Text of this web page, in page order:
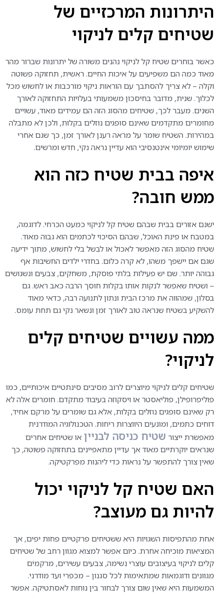
היתרונות המרכזיים של
שטיחים קלים לניקוי
כאשר בוחרים שטיח קל לניקוי נהנים משורה של יתרונות שברור מהר
מאוד כמה הם משפיעים על איכות החיים. ראשית, תחזוקה פשוטה
וקלה – לא צריך להסתבך עם הוראות ניקוי מורכבות או לחשוש מכל
לכלוך. שנית, מדובר בחיסכון משמעותי בעלויות התחזוקה לאורך
השנים. מעבר לכך, שטיחים מהסוג הזה הם עמידים מאוד, עשויים
מחומרים מתקדמים שאינם סופגים נוזלים בקלות, ולכן לא מתבלה
במהירות. השטיח שומר על מראה רענן לאורך זמן, כך שגם אחרי
שימוש יומיומי אינטנסיבי הוא עדיין נראה נקי, חדש ומרשים.
איפה בבית שטיח כזה הוא
ממש חובה?
ישנם אזורים בבית שבהם שטיח קל לניקוי כמעט הכרחי. לדוגמה,
במטבח או פינת האוכל, שבהם הסיכוי לכתמים הוא גבוה מאוד.
שטיח מהסוג הזה מאפשר לאכול או לבשל בלי לחשוש, מתוך ידיעה
שגם אם יישפך משהו, לא קרה כלום. בחדרי ילדים החשיבות אף
גבוהה יותר. שם יש פעילות בלתי פוסקת, משחקים, צבעים ונשנושים
– ושטיח שאפשר לנקות אותו בקלות חוסך הרבה כאב ראש. גם
בסלון, שמהווה את מרכז הבית ונתון לתנועה רבה, כדאי מאוד
להשקיע בשטיח שנראה טוב לאורך זמן ונשאר נקי גם תחת עומס.
ממה עשויים שטיחים קלים
לניקוי?
שטיחים קלים לניקוי מיוצרים לרוב מסיבים סינתטיים איכותיים, כמו
פוליפרופילן, פוליאסטר או ויסקוזה בעיבוד מתקדם. חומרים אלה לא
רק שאינם סופגים נוזלים בקלות, אלא גם שומרים על מרקם אחיד,
דוחים כתמים, ומונעים היווצרות ריחות. הטכנולוגיה המודרנית
מאפשרת ייצור שטיח כניסה לבניין או שטיחים אחרים
שנראים יוקרתיים מאוד אך עדיין מתאפיינים בתחזוקה פשוטה, כך
שאין צורך להתפשר על נראות כדי ליהנות מפרקטיקה.
האם שטיח קל לניקוי יכול
להיות גם מעוצב?
אחת מהתפיסות השגויות היא ששטיחים פרקטיים פחות יפים, אך
המציאות מוכיחה אחרת. כיום אפשר למצוא מגוון רחב של שטיחים
קלים לניקוי בעיצובים עוצרי נשימה, צבעים עשירים, מרקמים
מגוונים ודוגמאות שמתאימות לכל סגנון – מכפרי ועד מודרני.
המשמעות היא שאין שום צורך לבחור בין נוחות לאסתטיקה. אפשר